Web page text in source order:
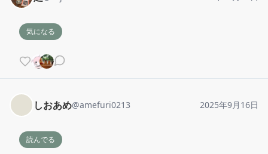
気になる
しおあめ@amefuri0213 2025年9月16日
読んでる